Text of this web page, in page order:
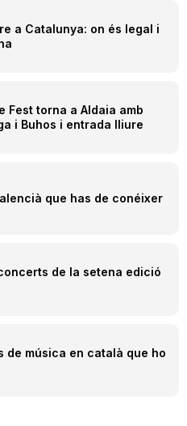
a Catalunya: on és legal i
Fest torna a Aldaia amb
i Buhos i entrada lliure
que has de conéixer
de la setena edició
de música en català que ho